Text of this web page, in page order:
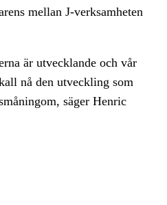
mellan J-verksamheten
är utvecklande och vår
nå den utveckling som
säger Henric